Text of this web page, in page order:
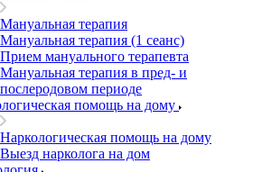
Мануальная терапия
Мануальная терапия (1 сеанс)
Прием мануального терапевта
Мануальная терапия в пред- и
послеродовом периоде
помощь на дому
Наркологическая помощь на дому
Выезд нарколога на дом